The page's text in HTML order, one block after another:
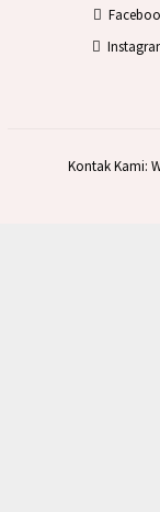
Kontak Kami: